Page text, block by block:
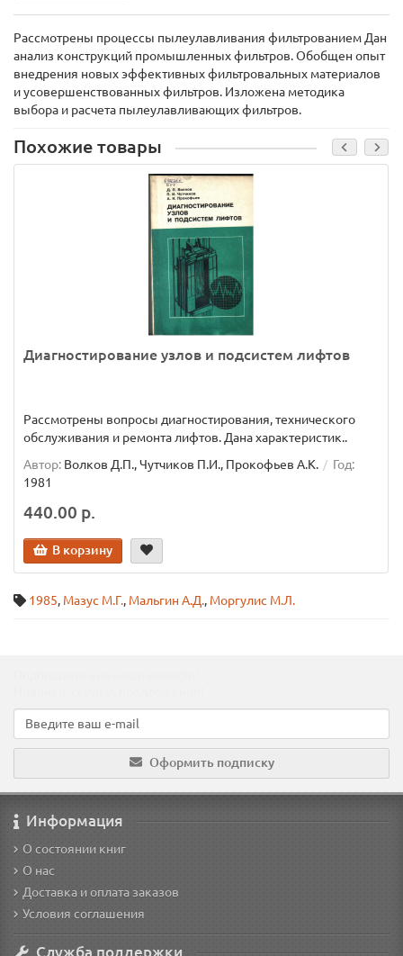
Рассмотрены процессы пылеулавливания фильтрованием Дан
анализ конструкций промышленных фильтров. Обобщен опыт
внедрения новых эффективных фильтровальных материалов
и усовершенствованных фильтров. Изложена методика
выбора и расчета пылеулавливающих фильтров.
Похожие товары
Диагностирование узлов и подсистем лифтов
Рассмотрены вопросы диагностирования, технического
обслуживания и ремонта лифтов. Дана характеристик..
Автор: Волков Д.П., Чутчиков П.И., Прокофьев А.К.
Год:
1981
440.00 р.
В корзину
1985, Мазус М.Г., Мальгин А.Д., Моргулис М.Л.
Оформить подписку
Информация
О состоянии книг
О нас
Доставка и оплата заказов
Условия соглашения
Служба поддержки